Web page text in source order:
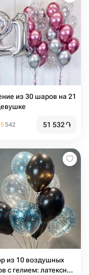
из 30 шаров на 21
542 51 532֏
из 10 воздушных
с гелием: латексные